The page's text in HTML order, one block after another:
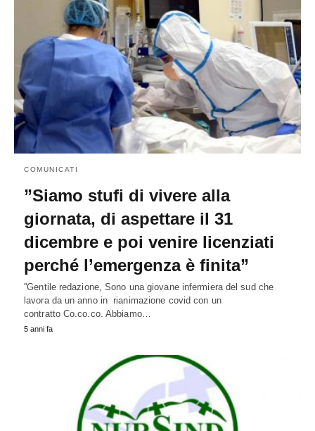
COMUNICATI
”Siamo stufi di vivere alla
giornata, di aspettare il 31
dicembre e poi venire licenziati
perché l’emergenza è finita”
''Gentile redazione, Sono una giovane infermiera del sud che
lavora da un anno in rianimazione covid con un
contratto Co.co.co. Abbiamo…
5 anni fa